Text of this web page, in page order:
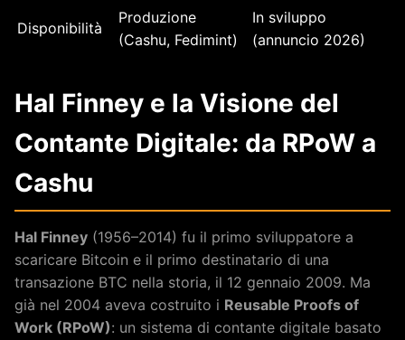
Disponibilità
Produzione
(Cashu, Fedimint)
In sviluppo
(annuncio 2026)
Hal Finney e la Visione del
Contante Digitale: da RPoW a
Cashu
Hal Finney (1956–2014) fu il primo sviluppatore a
scaricare Bitcoin e il primo destinatario di una
transazione BTC nella storia, il 12 gennaio 2009. Ma
già nel 2004 aveva costruito i Reusable Proofs of
Work (RPoW): un sistema di contante digitale basato